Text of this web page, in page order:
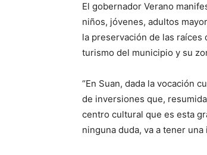
El gobernador Verano
niños, jóvenes, adultos
la preservación de las
turismo del municipio y su
“En Suan, dada la vocación
de inversiones que,
centro cultural que es esta
ninguna duda, va a tener